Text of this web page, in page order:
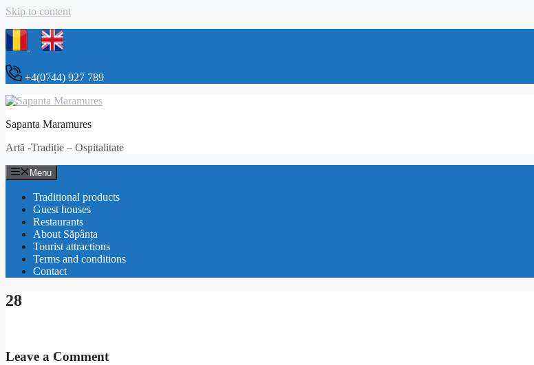
Skip to content
+4(0744) 927 789
Sapanta Maramures
Artă -Tradiție – Ospitalitate
Menu
Traditional products
Guest houses
Restaurants
About Săpânța
Tourist attractions
Terms and conditions
Contact
28
Leave a Comment